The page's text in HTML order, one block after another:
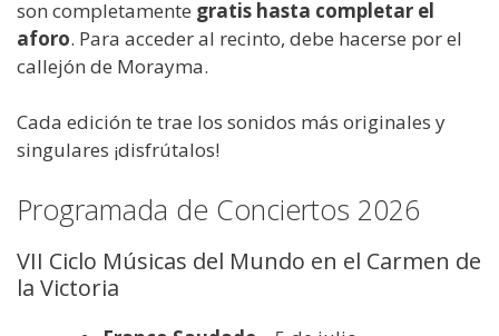
son completamente gratis hasta completar el
aforo. Para acceder al recinto, debe hacerse por el
callejón de Morayma.
Cada edición te trae los sonidos más originales y
singulares ¡disfrútalos!
Programada de Conciertos 2026
VII Ciclo Músicas del Mundo en el Carmen de
la Victoria